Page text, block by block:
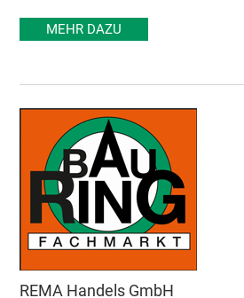
MEHR DAZU
REMA Handels GmbH